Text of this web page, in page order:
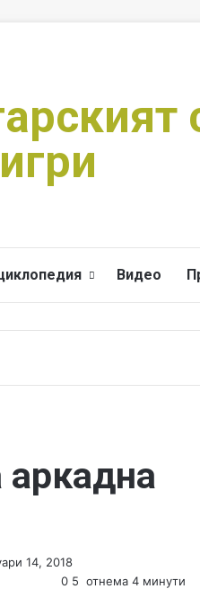
игри
Видео
14, 2018
0 5 отнема 4 минути